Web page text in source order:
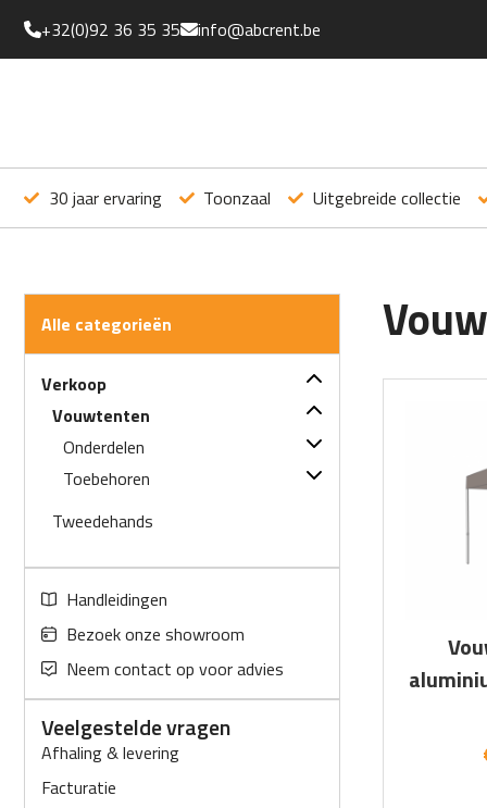
+32(0)92 36 35 35 info@abcrent.be
30 jaar ervaring Toonzaal Uitgebreide collectie
Alle categorieën
Verkoop
Vouwtenten
Onderdelen
Dakzeilen
Frames
Toebehoren
Beschermhoezen
Verbindingen
Zijwandensets
Tweedehands
Handleidingen
Bezoek onze showroom
Neem contact op voor advies
Veelgestelde vragen
Afhaling & levering
Facturatie